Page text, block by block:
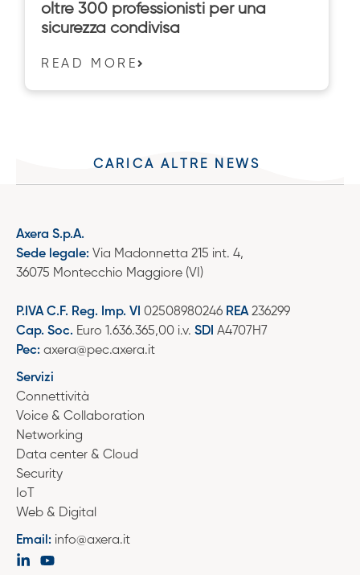
oltre 300 professionisti per una
sicurezza condivisa
READ MORE
CARICA ALTRE NEWS
Axera S.p.A.
Sede legale: Via Madonnetta 215 int. 4,
36075 Montecchio Maggiore (VI)
P.IVA C.F. Reg. Imp. VI 02508980246 REA236299
Cap. Soc. Euro 1.636.365,00 i.v. SDI A4707H7
Pec: axera@pec.axera.it
Servizi
Connettività
Voice & Collaboration
Networking
Data center & Cloud
Security
IoT
Web & Digital
Email: info@axera.it